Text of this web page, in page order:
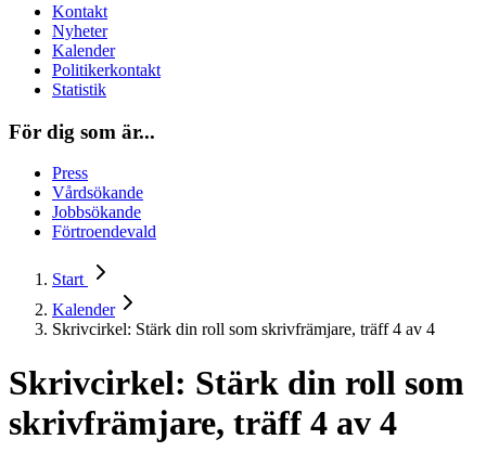
Kontakt
Nyheter
Kalender
Politikerkontakt
Statistik
För dig som är...
Press
Vårdsökande
Jobbsökande
Förtroendevald
Start
Kalender
Skrivcirkel: Stärk din roll som skrivfrämjare, träff 4 av 4
Skrivcirkel: Stärk din roll som
skrivfrämjare, träff 4 av 4